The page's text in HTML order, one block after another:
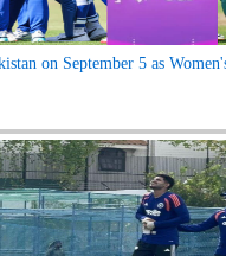
on September 5 as